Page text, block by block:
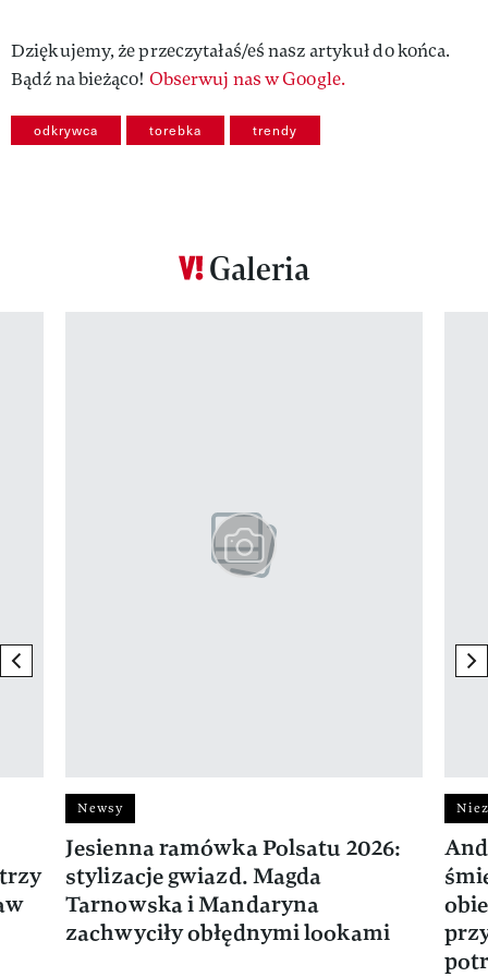
Dziękujemy, że przeczytałaś/eś nasz artykuł do końca.
Bądź na bieżąco! Obserwuj nas w Google.
odkrywca torebka trendy
Galeria
previous element
Newsy
Jesienna ramówka Polsatu 2026:
stylizacje gwiazd. Magda
Tarnowska i Mandaryna
zachwyciły obłędnymi lookami